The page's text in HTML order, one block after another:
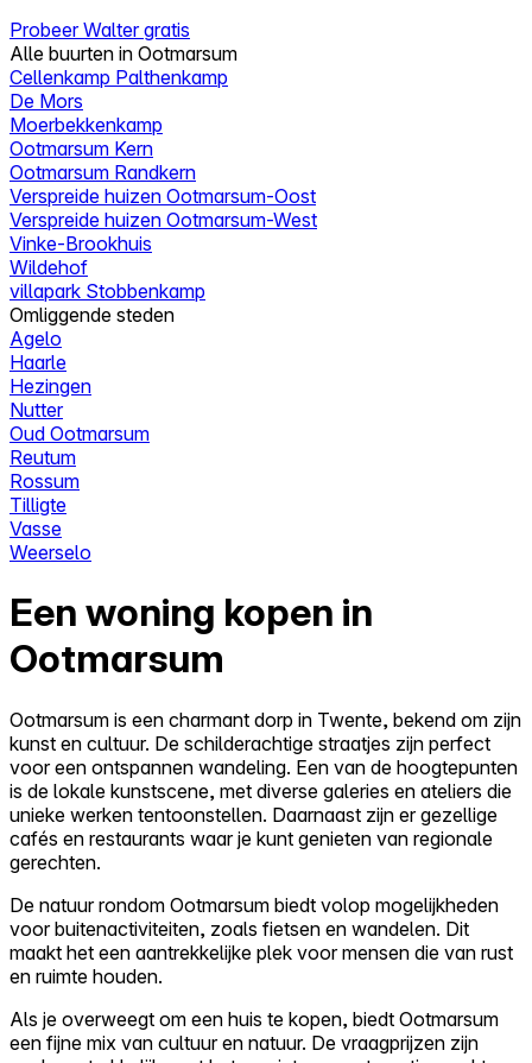
Probeer Walter gratis
Alle buurten in Ootmarsum
Cellenkamp Palthenkamp
De Mors
Moerbekkenkamp
Ootmarsum Kern
Ootmarsum Randkern
Verspreide huizen Ootmarsum-Oost
Verspreide huizen Ootmarsum-West
Vinke-Brookhuis
Wildehof
villapark Stobbenkamp
Omliggende steden
Agelo
Haarle
Hezingen
Nutter
Oud Ootmarsum
Reutum
Rossum
Tilligte
Vasse
Weerselo
Een woning kopen in
Ootmarsum
Ootmarsum is een charmant dorp in Twente, bekend om zijn
kunst en cultuur. De schilderachtige straatjes zijn perfect
voor een ontspannen wandeling. Een van de hoogtepunten
is de lokale kunstscene, met diverse galeries en ateliers die
unieke werken tentoonstellen. Daarnaast zijn er gezellige
cafés en restaurants waar je kunt genieten van regionale
gerechten.
De natuur rondom Ootmarsum biedt volop mogelijkheden
voor buitenactiviteiten, zoals fietsen en wandelen. Dit
maakt het een aantrekkelijke plek voor mensen die van rust
en ruimte houden.
Als je overweegt om een huis te kopen, biedt Ootmarsum
een fijne mix van cultuur en natuur. De vraagprijzen zijn